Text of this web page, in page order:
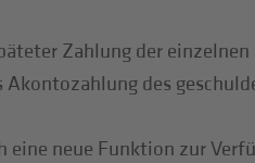
Zahlung der
des
neue Funktion zur